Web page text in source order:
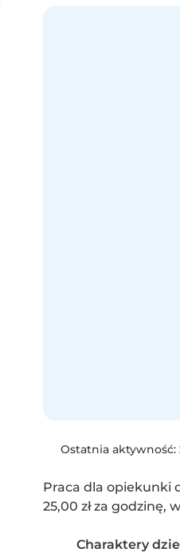
Ostatnia aktywność:
Praca dla opiekunki
25,00 zł za
Charaktery